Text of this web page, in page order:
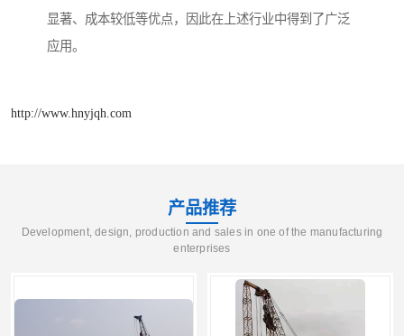
显著、成本较低等优点，因此在上述行业中得到了广泛
应用。
http://www.hnyjqh.com
产品推荐
Development, design, production and sales in one of the manufacturing
enterprises